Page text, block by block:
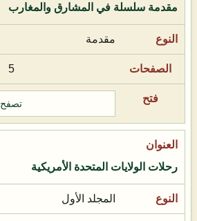
مقدمة سلسلة في المشارق والمغارب
مقدمة
5
تصفح
رحلات الولايات المتحدة الأمريكية
المجلد الأول